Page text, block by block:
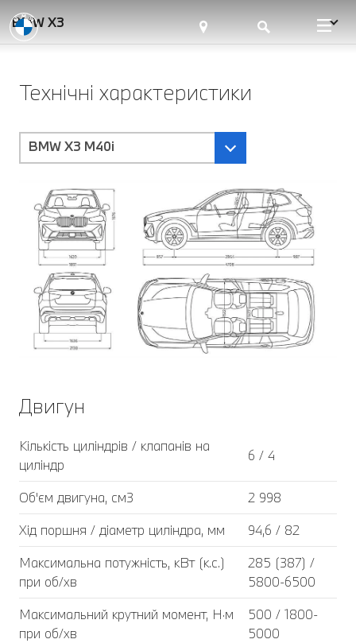
BMW X3
Технічні характеристики
BMW X3 M40i
Двигун
Кількість циліндрів / клапанів на
циліндр
6 / 4
Об'єм двигуна, см3
2 998
Хід поршня / діаметр циліндра, мм
94,6 / 82
Максимальна потужність, кВт (к.с.)
при об/хв
285 (387) /
5800-6500
Максимальний крутний момент, Н·м
при об/хв
500 / 1800-
5000